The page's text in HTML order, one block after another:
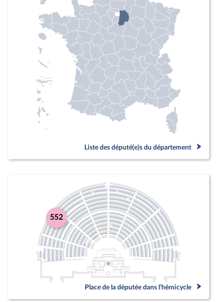
Liste des député(e)s du département
552
Place de la députée dans l'hémicycle